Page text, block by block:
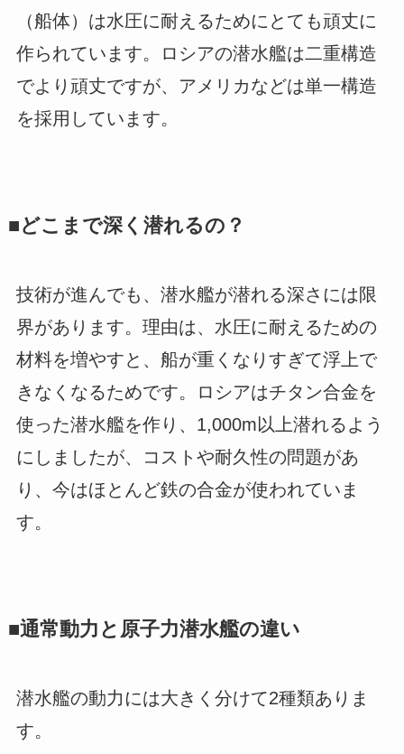
（船体）は水圧に耐えるためにとても頑丈に
作られています。ロシアの潜水艦は二重構造
でより頑丈ですが、アメリカなどは単一構造
を採用しています。
■どこまで深く潜れるの？
技術が進んでも、潜水艦が潜れる深さには限
界があります。理由は、水圧に耐えるための
材料を増やすと、船が重くなりすぎて浮上で
きなくなるためです。ロシアはチタン合金を
使った潜水艦を作り、1,000m以上潜れるよう
にしましたが、コストや耐久性の問題があ
り、今はほとんど鉄の合金が使われていま
す。
■通常動力と原子力潜水艦の違い
潜水艦の動力には大きく分けて2種類ありま
す。